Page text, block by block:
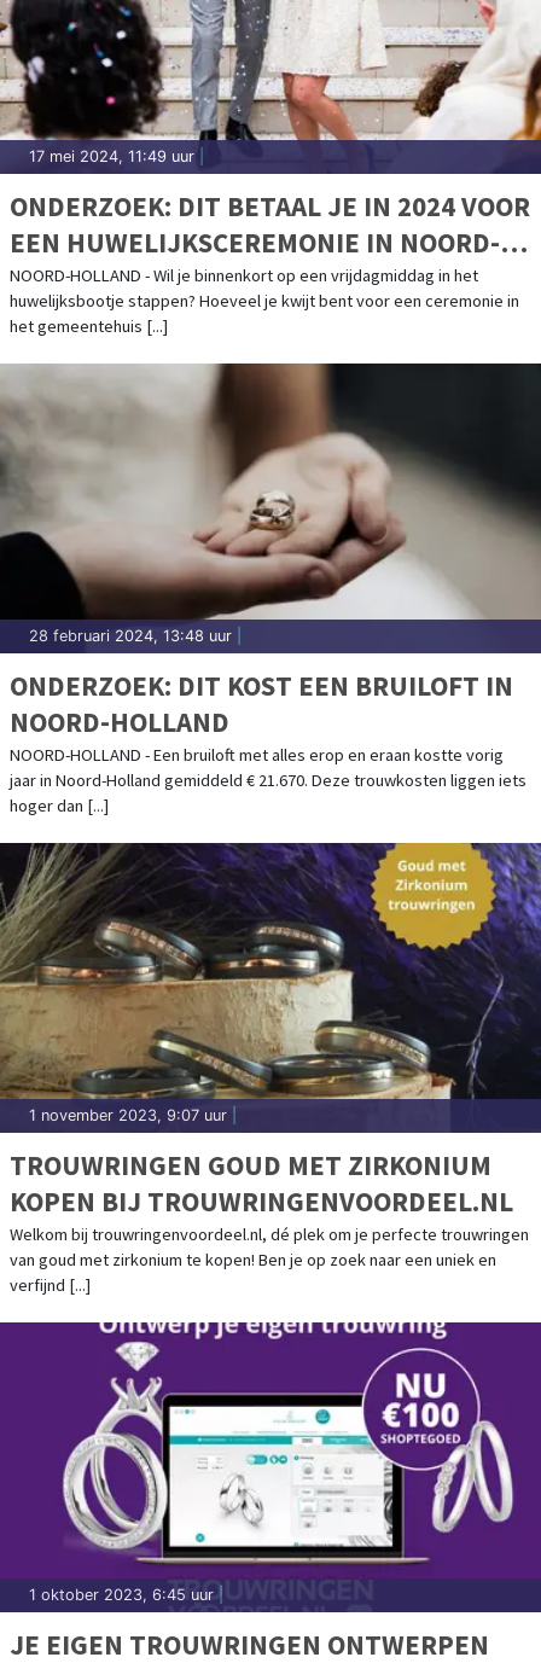
17 mei 2024, 11:49 uur
ONDERZOEK: DIT BETAAL JE IN 2024 VOOR
EEN HUWELIJKSCEREMONIE IN NOORD-
HOLLAND
NOORD-HOLLAND - Wil je binnenkort op een vrijdagmiddag in het
huwelijksbootje stappen? Hoeveel je kwijt bent voor een ceremonie in
het gemeentehuis [...]
28 februari 2024, 13:48 uur
ONDERZOEK: DIT KOST EEN BRUILOFT IN
NOORD-HOLLAND
NOORD-HOLLAND - Een bruiloft met alles erop en eraan kostte vorig
jaar in Noord-Holland gemiddeld € 21.670. Deze trouwkosten liggen iets
hoger dan [...]
1 november 2023, 9:07 uur
TROUWRINGEN GOUD MET ZIRKONIUM
KOPEN BIJ TROUWRINGENVOORDEEL.NL
Welkom bij trouwringenvoordeel.nl, dé plek om je perfecte trouwringen
van goud met zirkonium te kopen! Ben je op zoek naar een uniek en
verfijnd [...]
1 oktober 2023, 6:45 uur
JE EIGEN TROUWRINGEN ONTWERPEN